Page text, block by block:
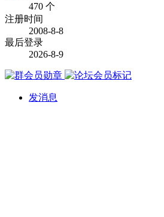
470 个
注册时间
2008-8-8
最后登录
2026-8-9
发消息